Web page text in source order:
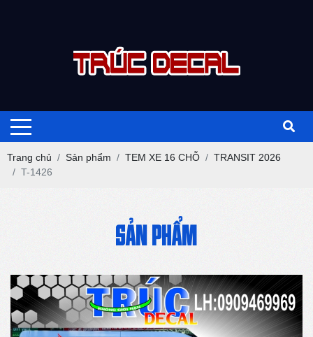
Trang chủ Sản phẩm TEM XE 16 CHỖ
TRANSIT 2026
T-1426
SẢN PHẨM